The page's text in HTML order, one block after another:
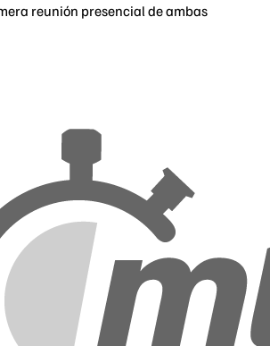
reunión presencial de ambas